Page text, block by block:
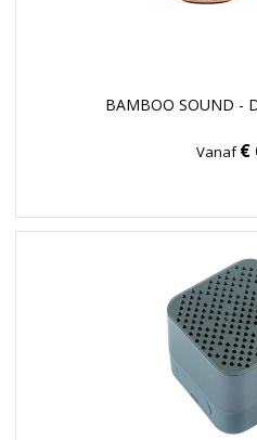
BAMBOO SOUND -
Vanaf€